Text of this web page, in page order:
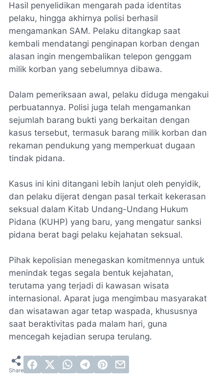
Hasil penyelidikan mengarah pada identitas
pelaku, hingga akhirnya polisi berhasil
mengamankan SAM. Pelaku ditangkap saat
kembali mendatangi penginapan korban dengan
alasan ingin mengembalikan telepon genggam
milik korban yang sebelumnya dibawa.
Dalam pemeriksaan awal, pelaku diduga mengakui
perbuatannya. Polisi juga telah mengamankan
sejumlah barang bukti yang berkaitan dengan
kasus tersebut, termasuk barang milik korban dan
rekaman pendukung yang memperkuat dugaan
tindak pidana.
Kasus ini kini ditangani lebih lanjut oleh penyidik,
dan pelaku dijerat dengan pasal terkait kekerasan
seksual dalam Kitab Undang-Undang Hukum
Pidana (KUHP) yang baru, yang mengatur sanksi
pidana berat bagi pelaku kejahatan seksual.
Pihak kepolisian menegaskan komitmennya untuk
menindak tegas segala bentuk kejahatan,
terutama yang terjadi di kawasan wisata
internasional. Aparat juga mengimbau masyarakat
dan wisatawan agar tetap waspada, khususnya
saat beraktivitas pada malam hari, guna
mencegah kejadian serupa terulang.